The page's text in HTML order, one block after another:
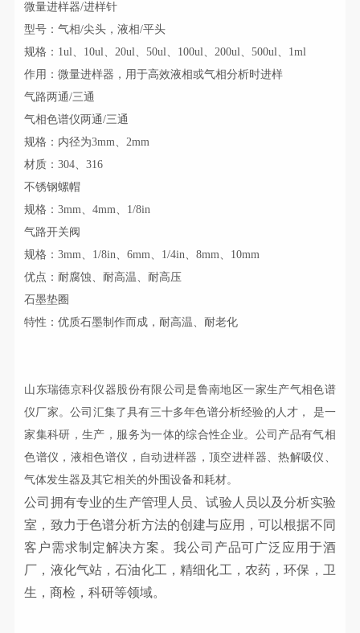
微量进样器/进样针
型号：气相/尖头，液相/平头
规格：1ul、10ul、20ul、50ul、100ul、200ul、500ul、1ml
作用：微量进样器，用于高效液相或气相分析时进样
气路两通/三通
气相色谱仪两通/三通
规格：内径为3mm、2mm
材质：304、316
不锈钢螺帽
规格：3mm、4mm、1/8in
气路开关阀
规格：3mm、1/8in、6mm、1/4in、8mm、10mm
优点：耐腐蚀、耐高温、耐高压
石墨垫圈
特性：优质石墨制作而成，耐高温、耐老化
山东瑞德京科仪器股份有限公司是鲁南地区一家生产气相色谱
仪厂家。公司 汇集了具有三十多年色谱分析经验的人才 ，
是一
家集科研，生产， 服务为一体的综合性企业。公司 产品有气相
色谱仪，液相色谱仪，自动进样器，顶空进样器、热解吸仪 、
气体发生器及其它相关的外围设备和耗材。
公司拥有专业的生产管理人员、试验人员以及分析实验
室，致力于色谱分析方法的创建与应用，可以根据不同
客户需求制定解决方案。我公司 产品可广泛应用于酒
厂，液化气站，石油化工，精细化工，农药，环保，卫
生，商检，科研等领域。